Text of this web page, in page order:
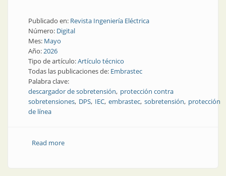
Publicado en: Revista Ingeniería Eléctrica
Número: Digital
Mes: Mayo
Año:2026
Tipo de artículo:Artículo técnico
Todas las publicaciones de: Embrastec
Palabra clave:
descargador de sobretensión protección contra
sobretensiones DPS IEC embrastec sobretensión protección
de línea
Read moreabout Gestión de calidad aplicada a DPS: cómo